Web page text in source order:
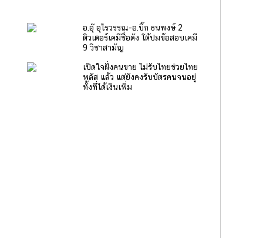
อ.อุ๊ อุไรวรรณ-อ.บิ๊ก ธนพงษ์ 2
ติวเตอร์เคมีชื่อดัง โต้ปมข้อสอบเคมี
9 วิชาสามัญ
เปิดใจฝั่งคนขาย ไม่รับไทยช่วยไทย
พลัส แล้ว แต่ยังคงรับบัตรคนจนอยู่
ทั้งที่ได้เงินเพิ่ม